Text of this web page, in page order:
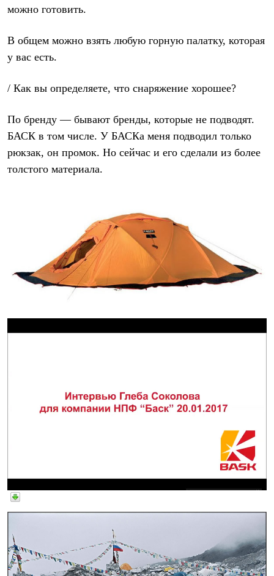
можно готовить.
В общем можно взять любую горную палатку, которая
у вас есть.
/ Как вы определяете, что снаряжение хорошее?
По бренду — бывают бренды, которые не подводят.
БАСК в том числе. У БАСКа меня подводил только
рюкзак, он промок. Но сейчас и его сделали из более
толстого материала.